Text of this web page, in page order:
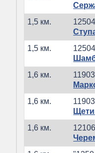
1,5 км.
1,5 км.
1,6 км.
1,6 км.
1,6 км.